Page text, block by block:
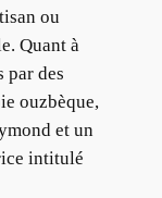
ou
Quant à
par des
ouzbèque,
et un
intitulé